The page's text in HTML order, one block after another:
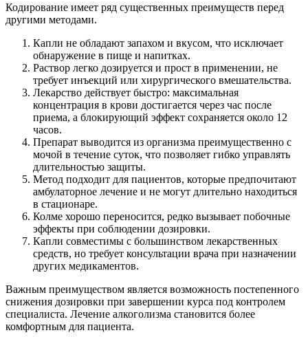
Кодирование имеет ряд существенных преимуществ перед
другими методами.
Капли не обладают запахом и вкусом, что исключает
обнаружение в пище и напитках.
Раствор легко дозируется и прост в применении, не
требует инъекций или хирургического вмешательства.
Лекарство действует быстро: максимальная
концентрация в крови достигается через час после
приема, а блокирующий эффект сохраняется около 12
часов.
Препарат выводится из организма преимущественно с
мочой в течение суток, что позволяет гибко управлять
длительностью защиты.
Метод подходит для пациентов, которые предпочитают
амбулаторное лечение и не могут длительно находиться
в стационаре.
Колме хорошо переносится, редко вызывает побочные
эффекты при соблюдении дозировки.
Капли совместимы с большинством лекарственных
средств, но требует консультации врача при назначении
других медикаментов.
Важным преимуществом является возможность постепенного
снижения дозировки при завершении курса под контролем
специалиста. Лечение алкоголизма становится более
комфортным для пациента.